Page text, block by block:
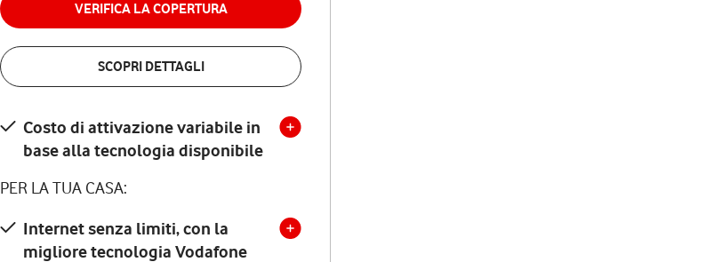
VERIFICA LA COPERTURA
SCOPRI DETTAGLI
Costo di attivazione variabile in
base alla tecnologia disponibile
PER LA TUA CASA:
Internet senza limiti, con la
migliore tecnologia Vodafone